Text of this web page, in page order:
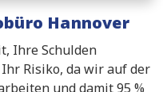
Hannover
Ihre Schulden
Risiko, da wir auf der
und damit 95 %